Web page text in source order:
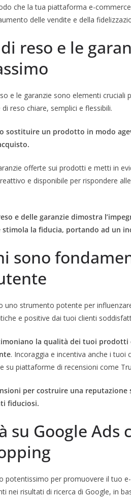
che la tua piattaforma e-
delle vendite e della
reso e le
e le garanzie sono elementi cruciali
reso chiare, semplici e flessibili.
sostituire un prodotto in modo
offerte sui prodotti e metti in
e disponibile per rispondere
e delle garanzie dimostra
la fiducia, portando ad un
sono
uno strumento potente per
e positive dai tuoi clienti
la qualità dei tuoi
. Incoraggia e incentiva anche i
su piattaforme di recensioni come
per costruire una
fiduciosi.
su Google Ads
potentissimo per promuovere il tuo
nei risultati di ricerca di Google, in